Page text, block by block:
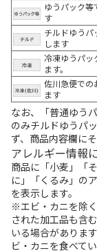
ゆうパック等
す
チルドゆうパ
します
冷凍ゆうパッ
ます。
佐川急便での
ます
なお、「普通ゆう
のみチルドゆうパ
ず、商品内容欄に
アレルギー情報
商品に「小麦」「
に」「くるみ」の
を表示します。
※エビ・カニを除
された加工品も含
いる場合がありま
ビ・カニを食べて